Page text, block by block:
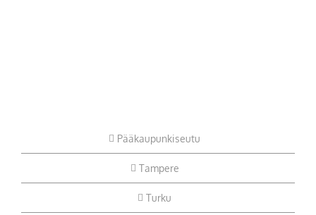
Pääkaupunkiseutu
Tampere
Turku